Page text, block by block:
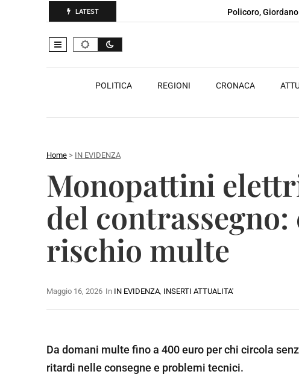
LATEST Policoro,
POLITICA
REGIONI CRONACA
Home > IN EVIDENZA
Monopattini
del
rischio multe
In IN EVIDENZA, INSERTI ATTUALITA'
Maggio 16, 2026
Da domani multe fino a 400 euro per chi circola
ritardi nelle consegne e problemi tecnici.